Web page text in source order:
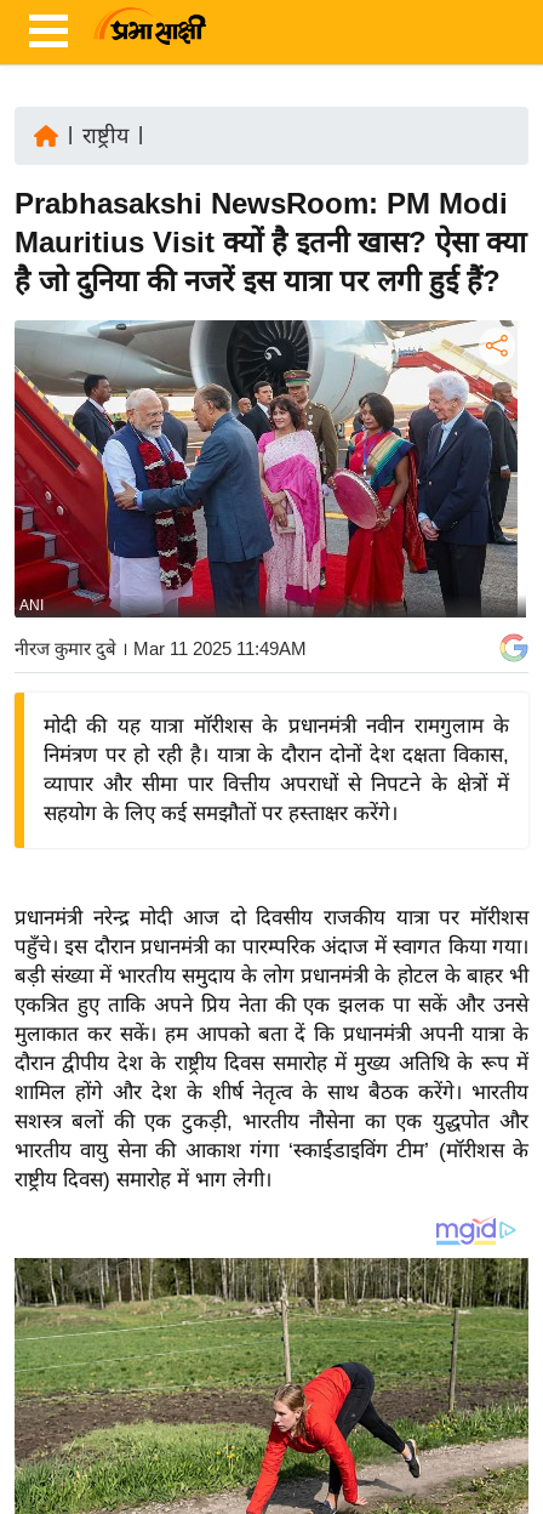
ज़ा
ख
ब
र
रा
ष्ट्री
य
अं
त
र्रा
ष्ट्री
य
बि
ज़
ने
द्यो
वि
शे
ष
ज्ञ
रा
य
ब
ज
ट
ल
क्रि
के
ट
I
P
L
2
राष्ट्रीय|
Prabhasakshi NewsRoom: PM Modi
Mauritius Visit क्यों है इतनी खास? ऐसा क्या
है जो दुनिया की नजरें इस यात्रा पर लगी हुई हैं?
ANI
नीरज कुमार दुबे । Mar 11 2025 11:49AM
मोदी की यह यात्रा मॉरीशस के प्रधानमंत्री नवीन रामगुलाम के
निमंत्रण पर हो रही है। यात्रा के दौरान दोनों देश दक्षता विकास,
व्यापार और सीमा पार वित्तीय अपराधों से निपटने के क्षेत्रों में
सहयोग के लिए कई समझौतों पर हस्ताक्षर करेंगे।
प्रधानमंत्री नरेन्द्र मोदी आज दो दिवसीय राजकीय यात्रा पर मॉरीशस
पहुँचे। इस दौरान प्रधानमंत्री का पारम्परिक अंदाज में स्वागत किया गया।
बड़ी संख्या में भारतीय समुदाय के लोग प्रधानमंत्री के होटल के बाहर भी
एकत्रित हुए ताकि अपने प्रिय नेता की एक झलक पा सकें और उनसे
मुलाकात कर सकें। हम आपको बता दें कि प्रधानमंत्री अपनी यात्रा के
दौरान द्वीपीय देश के राष्ट्रीय दिवस समारोह में मुख्य अतिथि के रूप में
शामिल होंगे और देश के शीर्ष नेतृत्व के साथ बैठक करेंगे। भारतीय
सशस्त्र बलों की एक टुकड़ी, भारतीय नौसेना का एक युद्धपोत और
भारतीय वायु सेना की आकाश गंगा ‘स्काईडाइविंग टीम’ (मॉरीशस के
राष्ट्रीय दिवस) समारोह में भाग लेगी।